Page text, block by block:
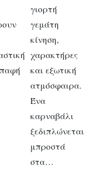
γιορτή
γεμάτη
κίνηση,
χαρακτήρες
και εξωτική
ατμόσφαιρα.
Ένα
καρναβάλι
ξεδιπλώνεται
μπροστά
στα…